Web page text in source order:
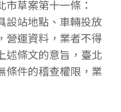
草案第十一條：
設站地點、車輛投放
營運資料，業者不得
述條文的意旨，臺北
條件的稽查權限，業